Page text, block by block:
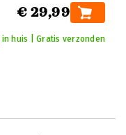
€ 29,99
in huis | Gratis verzonden